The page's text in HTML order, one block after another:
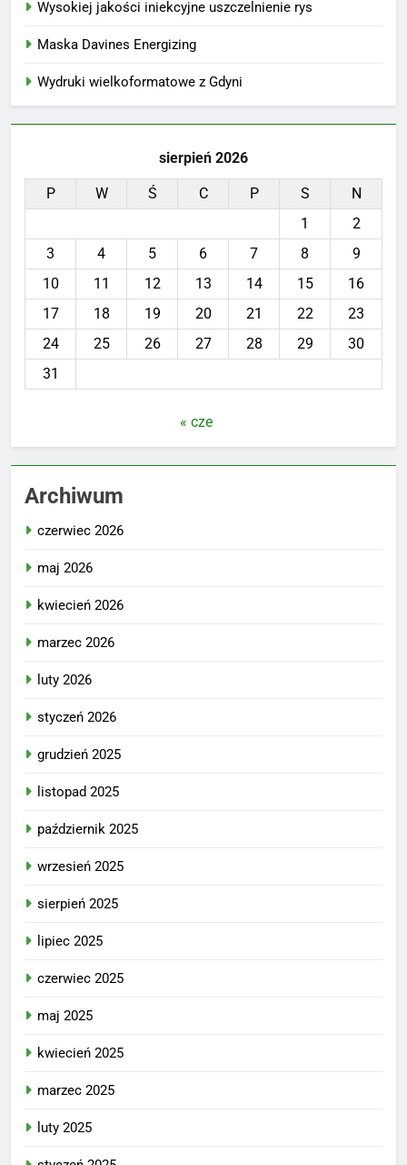
Wysokiej jakości iniekcyjne uszczelnienie rys
Maska Davines Energizing
Wydruki wielkoformatowe z Gdyni
sierpień 2026
P W Ś C P S
N
1
2
3
4 5 6 7 8
9
10
11 12 13 14 15
16
17
18 19 20 21 22
23
24
25 26 27 28 29
30
31
« cze
Archiwum
czerwiec 2026
maj 2026
kwiecień 2026
marzec 2026
luty 2026
styczeń 2026
grudzień 2025
listopad 2025
październik 2025
wrzesień 2025
sierpień 2025
lipiec 2025
czerwiec 2025
maj 2025
kwiecień 2025
marzec 2025
luty 2025